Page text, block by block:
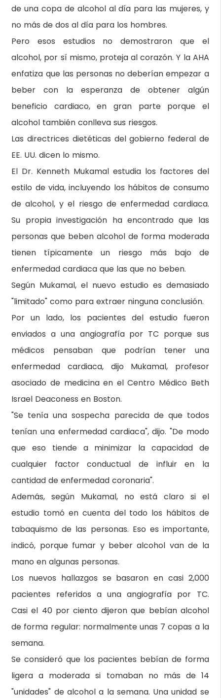
de una copa de alcohol al día para las mujeres, y
no más de dos al día para los hombres.
Pero esos estudios no demostraron que el
alcohol, por sí mismo, proteja al corazón. Y la AHA
enfatiza que las personas no deberían empezar a
beber con la esperanza de obtener algún
beneficio cardiaco, en gran parte porque el
alcohol también conlleva sus riesgos.
Las directrices dietéticas del gobierno federal de
EE. UU. dicen lo mismo.
El Dr. Kenneth Mukamal estudia los factores del
estilo de vida, incluyendo los hábitos de consumo
de alcohol, y el riesgo de enfermedad cardiaca.
Su propia investigación ha encontrado que las
personas que beben alcohol de forma moderada
tienen típicamente un riesgo más bajo de
enfermedad cardiaca que las que no beben.
Según Mukamal, el nuevo estudio es demasiado
"limitado" como para extraer ninguna conclusión.
Por un lado, los pacientes del estudio fueron
enviados a una angiografía por TC porque sus
médicos pensaban que podrían tener una
enfermedad cardiaca, dijo Mukamal, profesor
asociado de medicina en el Centro Médico Beth
Israel Deaconess en Boston.
"Se tenía una sospecha parecida de que todos
tenían una enfermedad cardiaca", dijo. "De modo
que eso tiende a minimizar la capacidad de
cualquier factor conductual de influir en la
cantidad de enfermedad coronaria".
Además, según Mukamal, no está claro si el
estudio tomó en cuenta del todo los hábitos de
tabaquismo de las personas. Eso es importante,
indicó, porque fumar y beber alcohol van de la
mano en algunas personas.
Los nuevos hallazgos se basaron en casi 2,000
pacientes referidos a una angiografía por TC.
Casi el 40 por ciento dijeron que bebían alcohol
de forma regular: normalmente unas 7 copas a la
semana.
Se consideró que los pacientes bebían de forma
ligera a moderada si tomaban no más de 14
"unidades" de alcohol a la semana. Una unidad se